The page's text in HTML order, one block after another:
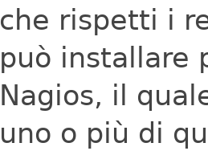
che rispetti i
può installare
Nagios, il
uno o più di